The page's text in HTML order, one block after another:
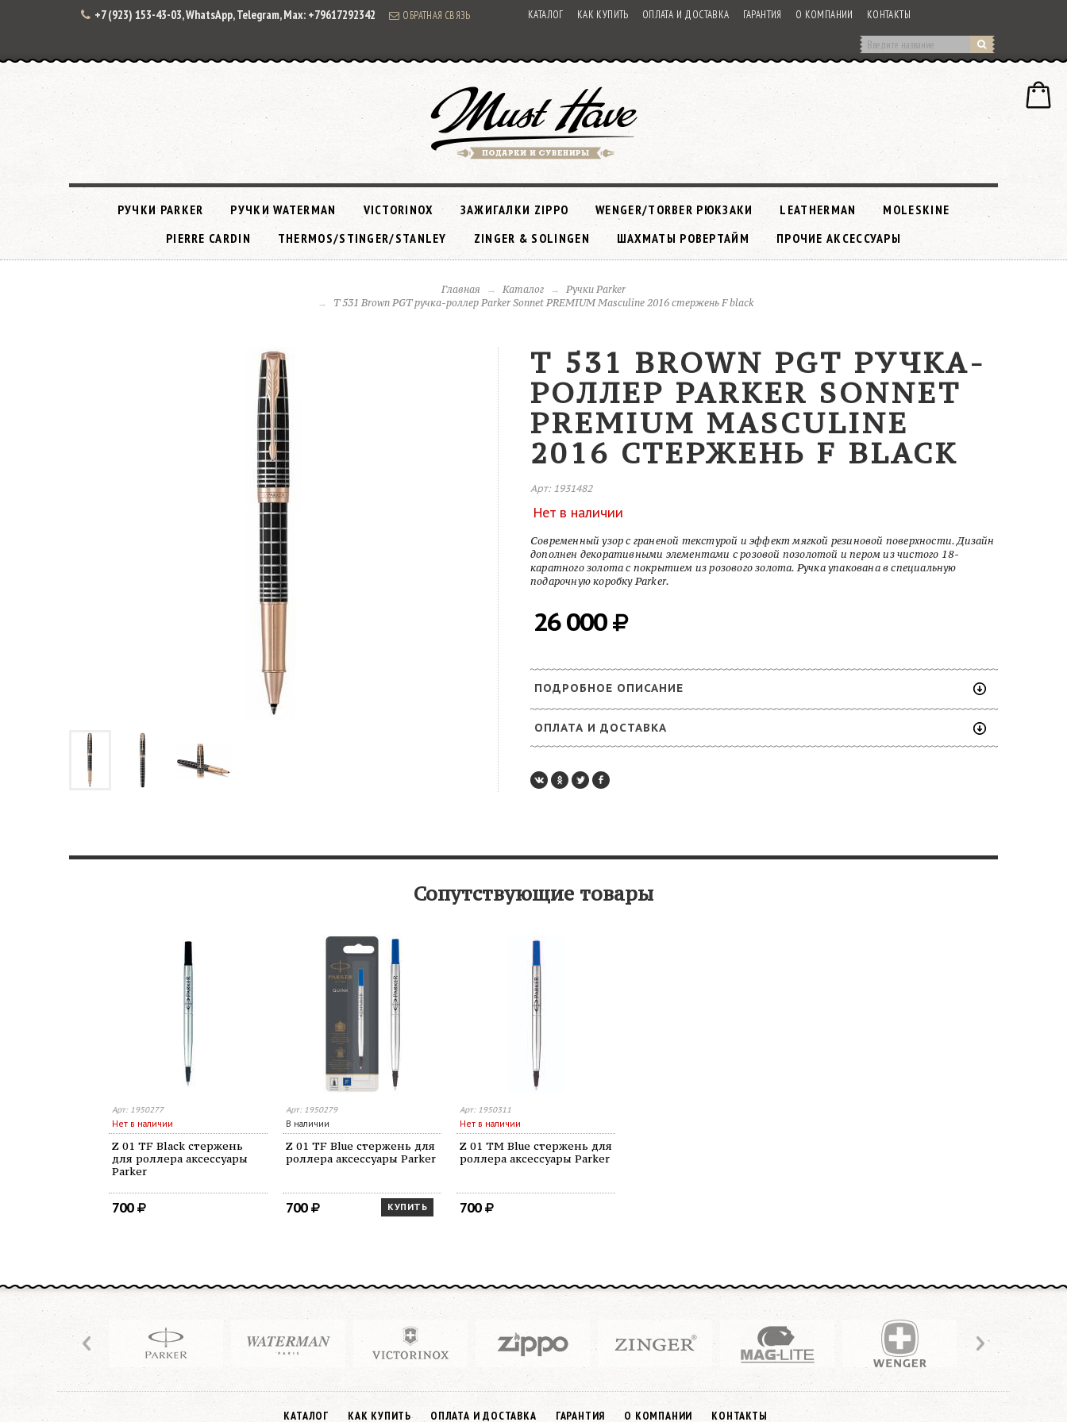
+7 (923) 153-43-03, WhatsApp, Telegram, Max: +79617292342 ОБРАТНАЯ СВЯЗЬ КАТАЛОГ КАК КУПИТЬ ОПЛАТА И ДОСТАВКА ГАРАНТИЯ О КОМПАНИИ КОНТАКТЫ
РУЧКИ PARKER РУЧКИ WATERMAN VICTORINOX ЗАЖИГАЛКИ ZIPPO WENGER/TORBER РЮКЗАКИ LEATHERMAN
MOLESKINE
PIERRE CARDIN
THERMOS/STINGER/STANLEY ZINGER & SOLINGEN ШАХМАТЫ РОВЕРТАЙМ ПРОЧИЕ АКСЕССУАРЫ
Главная Каталог
Ручки Parker
T 531 Brown PGT ручка-роллер Parker Sonnet PREMIUM Masculine 2016 стержень F black
T 531 BROWN PGT РУЧКА-
РОЛЛЕР PARKER SONNET
PREMIUM MASCULINE
2016 СТЕРЖЕНЬ F BLACK
Арт: 1931482
Нет в наличии
Современный узор с граненой текстурой и эффект мягкой резиновой поверхности. Дизайн
дополнен декоративными элементами с розовой позолотой и пером из чистого 18-
каратного золота с покрытием из розового золота. Ручка упакована в специальную
подарочную коробку Parker.
26 000
ПОДРОБНОЕ ОПИСАНИЕ
ОПЛАТА И ДОСТАВКА
Сопутствующие товары
Арт: 1950277
Нет в наличии
Z 01 TF Black стержень
для роллера аксессуары
Parker
700
Арт: 1950279
В наличии
Z 01 TF Blue стержень для
роллера аксессуары Parker
700 КУПИТЬ
Арт: 1950311
Нет в наличии
Z 01 TM Blue стержень для
роллера аксессуары Parker
700
КАТАЛОГ КАК КУПИТЬ ОПЛАТА И ДОСТАВКА ГАРАНТИЯ О КОМПАНИИ КОНТАКТЫ